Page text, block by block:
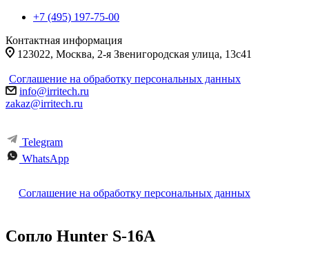
+7 (495) 197-75-00
Контактная информация
123022, Москва, 2-я Звенигородская улица, 13с41
Соглашение на обработку персональных данных
info@irritech.ru
zakaz@irritech.ru
Telegram
WhatsApp
Соглашение на обработку персональных данных
Сопло Hunter S-16A